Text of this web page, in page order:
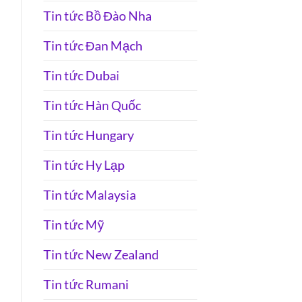
Tin tức Bồ Đào Nha
Tin tức Đan Mạch
Tin tức Dubai
Tin tức Hàn Quốc
Tin tức Hungary
Tin tức Hy Lạp
Tin tức Malaysia
Tin tức Mỹ
Tin tức New Zealand
Tin tức Rumani